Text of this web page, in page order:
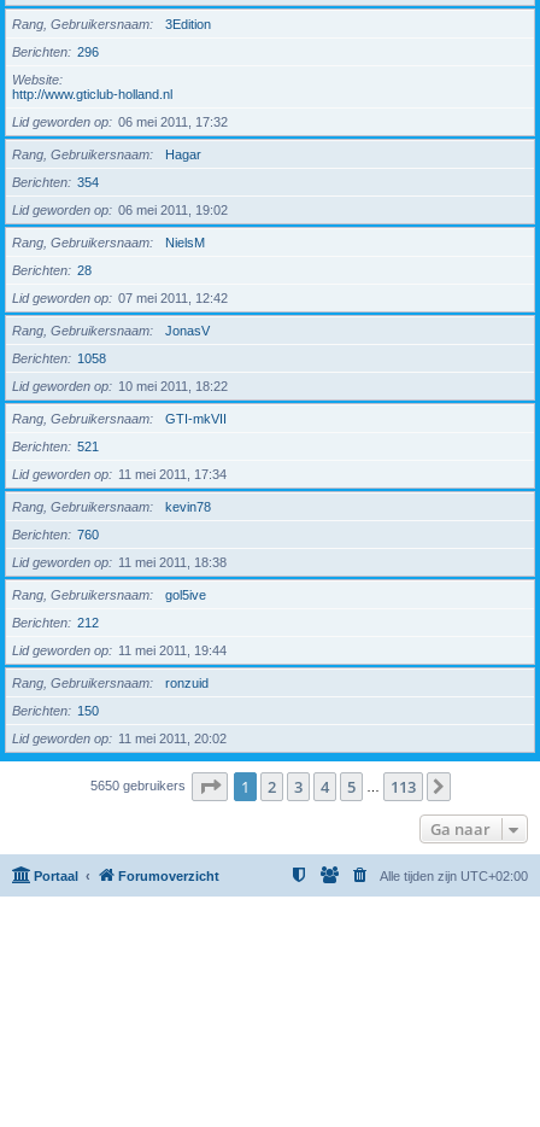
Rang, Gebruikersnaam
3Edition
Berichten
296
Website
http://www.gticlub-holland.nl
Lid geworden op
06 mei 2011, 17:32
Rang, Gebruikersnaam
Hagar
Berichten
354
Lid geworden op
06 mei 2011, 19:02
Rang, Gebruikersnaam
NielsM
Berichten
28
Lid geworden op
07 mei 2011, 12:42
Rang, Gebruikersnaam
JonasV
Berichten
1058
Lid geworden op
10 mei 2011, 18:22
Rang, Gebruikersnaam
GTI-mkVII
Berichten
521
Lid geworden op
11 mei 2011, 17:34
Rang, Gebruikersnaam
kevin78
Berichten
760
Lid geworden op
11 mei 2011, 18:38
Rang, Gebruikersnaam
gol5ive
Berichten
212
Lid geworden op
11 mei 2011, 19:44
Rang, Gebruikersnaam
ronzuid
Berichten
150
Lid geworden op
11 mei 2011, 20:02
5650 gebruikers Pagina van 113
1 2 3 4 5 113
Ga naar
Portaal Forumoverzicht Alle tijden zijn UTC+02:00